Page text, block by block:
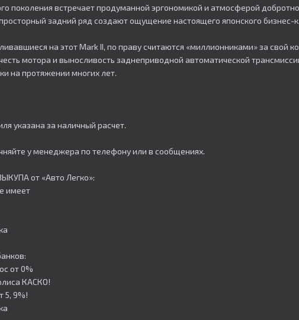
поколения встречает продуманной эргономикой и атмосферой
задний ряд создают ощущение настоящего японского бизнес-
на этот Mark II, по праву считаются «миллионниками» за
мотора и выносливость заднеприводной автоматической
на протяжении многих лет.
указана за наличный расчет.
у менеджера по телефону или в сообщениях.
от «Авто Легко»:
имеет
от 0%
КАСКО!
5, 9%!